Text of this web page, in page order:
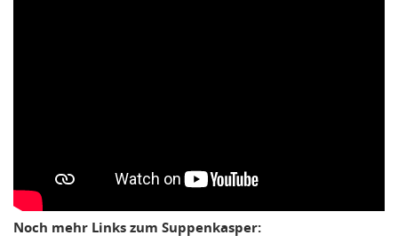
Noch mehr Links zum Suppenkasper: